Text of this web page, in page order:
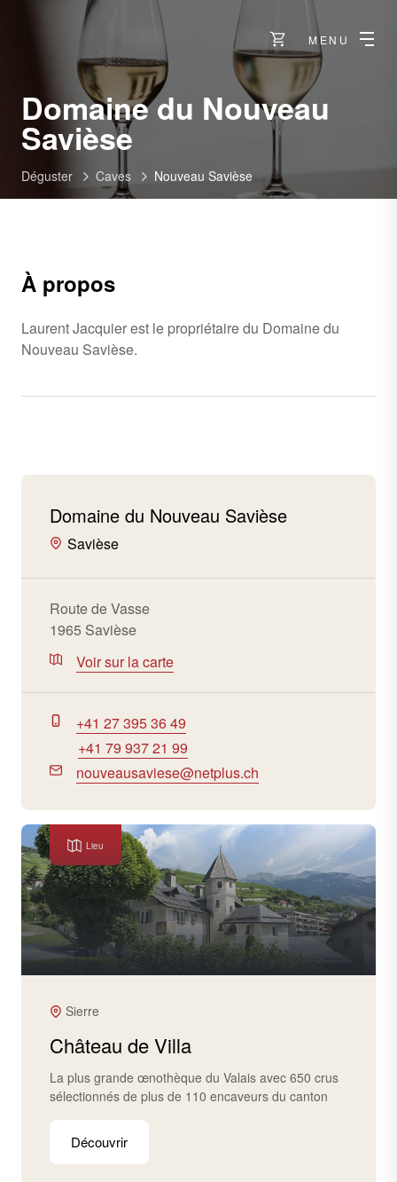
MENU
Domaine du Nouveau
Savièse
Savièse
Déguster Caves Nouveau Savièse
À propos
Laurent Jacquier est le propriétaire du Domaine du
Nouveau Savièse.
Domaine du Nouveau Savièse
Savièse
Route de Vasse
1965 Savièse
Voir sur la carte
+41 27 395 36 49
+41 79 937 21 99
nouveausaviese@netplus.ch
Lieu
Sierre
Château de Villa
La plus grande œnothèque du Valais avec 650 crus
sélectionnés de plus de 110 encaveurs du canton
Découvrir